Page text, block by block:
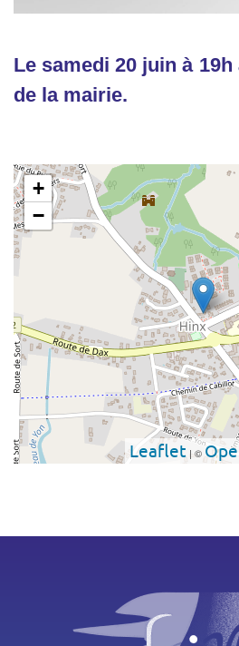
Le samedi 20 juin à
de la mairie.
+
−
Leaflet | ©